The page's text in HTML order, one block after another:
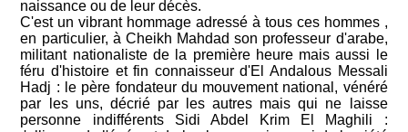
naissance ou de leur décès.
C'est un vibrant hommage adressé à tous ces hommes ,
en particulier, à Cheikh Mahdad son professeur d'arabe,
militant nationaliste de la première heure mais aussi le
féru d'histoire et fin connaisseur d'El Andalous Messali
Hadj : le père fondateur du mouvement national, vénéré
par les uns, décrié par les autres mais qui ne laisse
personne indifférents Sidi Abdel Krim El Maghili :